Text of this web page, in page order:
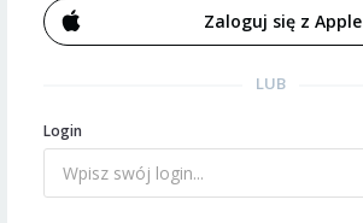
Zaloguj się z Apple
LUB
Login